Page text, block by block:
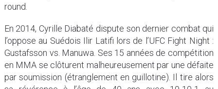
round.
En 2014, Cyrille Diabaté dispute son dernier combat qui
l’oppose au Suédois Ilir Latifi lors de l’UFC Fight Night :
Gustafsson vs. Manuwa. Ses 15 années de compétition
en MMA se clôturent malheureusement par une défaite
par soumission (étranglement en guillotine). Il tire alors